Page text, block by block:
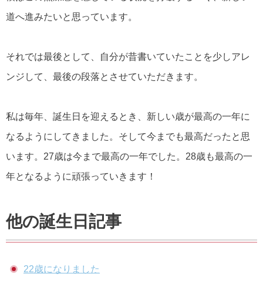
道へ進みたいと思っています。
それでは最後として、自分が昔書いていたことを少しアレ
ンジして、最後の段落とさせていただきます。
私は毎年、誕生日を迎えるとき、新しい歳が最高の一年に
なるようにしてきました。そして今までも最高だったと思
います。27歳は今まで最高の一年でした。28歳も最高の一
年となるように頑張っていきます！
他の誕生日記事
22歳になりました